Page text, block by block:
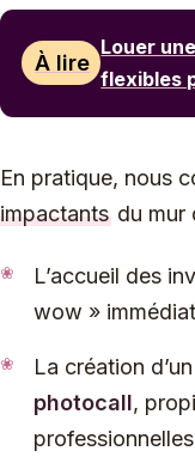
À lire
Louer
flexibles
En pratique, nous
impactants du mur
L’accueil des
wow »
La création
photocall,